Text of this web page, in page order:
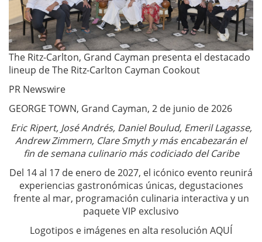
The Ritz-Carlton, Grand Cayman presenta el destacado
lineup de The Ritz-Carlton Cayman Cookout
PR Newswire
GEORGE TOWN, Grand Cayman, 2 de junio de 2026
Eric Ripert, José Andrés, Daniel Boulud, Emeril Lagasse,
Andrew Zimmern, Clare Smyth y más encabezarán el
fin de semana culinario más codiciado del Caribe
Del 14 al 17 de enero de 2027, el icónico evento reunirá
experiencias gastronómicas únicas, degustaciones
frente al mar, programación culinaria interactiva y un
paquete VIP exclusivo
Logotipos e imágenes en alta resolución AQUÍ